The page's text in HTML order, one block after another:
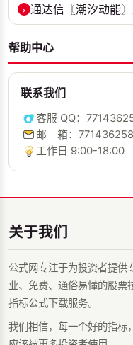
›
帮助中心
联系我们
客服 QQ：
邮 箱：
工作日 9:00-18:00
关于我们
公式网专注于为投资者提供
业、免费、通俗易懂的股票
指标公式下载服务。
我们相信，每一个好的指标